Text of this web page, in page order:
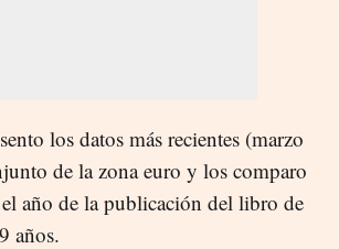
los datos más recientes (marzo
de la zona euro y los comparo
año de la publicación del libro de
años.